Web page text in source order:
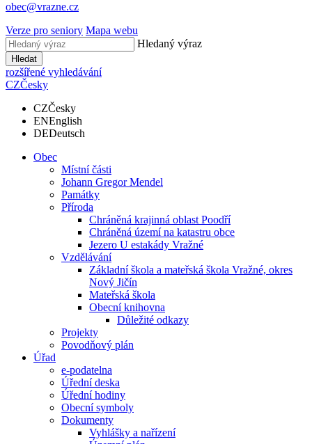
obec@vrazne.cz
Verze pro seniory Mapa webu
Hledaný výraz
Hledat
rozšířené vyhledávání
CZČesky
CZČesky
ENEnglish
DEDeutsch
Obec
Místní části
Johann Gregor Mendel
Památky
Příroda
Chráněná krajinná oblast Poodří
Chráněná území na katastru obce
Jezero U estakády Vražné
Vzdělávání
Základní škola a mateřská škola Vražné, okres
Nový Jičín
Mateřská škola
Obecní knihovna
Důležité odkazy
Projekty
Povodňový plán
Úřad
e-podatelna
Úřední deska
Úřední hodiny
Obecní symboly
Dokumenty
Vyhlášky a nařízení